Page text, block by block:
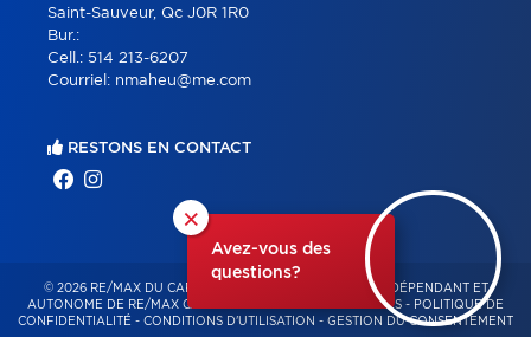
×
Avez-vous des
questions?
Saint-Sauveur, Qc J0R 1R0
Bur.:
Cell.: 514 213-6207
Courriel: nmaheu@me.com
RESTONS EN CONTACT
© 2026 RE/MAX DU CARTIER BONJOUR – FRANCHISÉ INDÉPENDANT ET
AUTONOME DE RE/MAX QUÉBEC – TOUS DROITS RÉSERVÉS - POLITIQUE DE
CONFIDENTIALITÉ - CONDITIONS D'UTILISATION - GESTION DU CONSENTEMENT